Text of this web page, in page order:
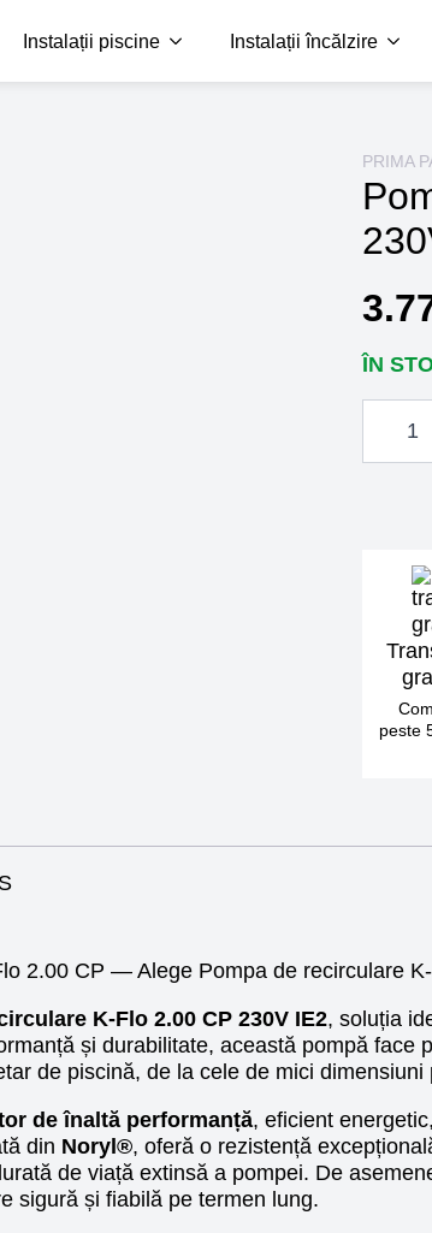
Instalații piscine Instalații încălzire
PRIMA
ÎN
Pompa
K-
peste
2.00 CP — Alege Pompa de recirculare
K-Flo 2.00 CP 230V IE2, soluția
și durabilitate, această pompă
de piscină, de la cele de mici
de înaltă performanță, eficient
din Noryl®, oferă o rezistență
de viață extinsă a pompei. De
sigură și fiabilă pe termen lung.